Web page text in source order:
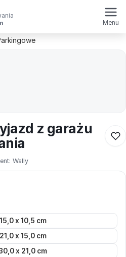
Menu
z garażu
Wally
15,0 x 10,5 cm
21,0 x 15,0 cm
x 21,0 cm